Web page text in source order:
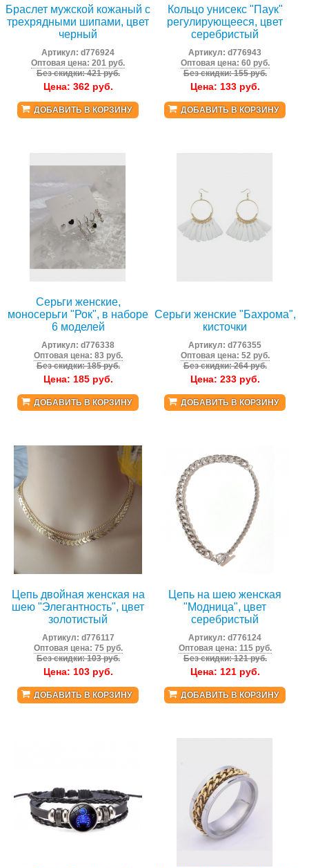
Браслет мужской кожаный с
трехрядными шипами, цвет
черный
Артикул:d776924
Оптовая цена: 201 руб.
Без скидки: 421 руб.
Цена: 362руб.
ДОБАВИТЬ В КОРЗИНУ
Кольцо унисекс "Паук"
регулирующееся, цвет
серебристый
Артикул:d776943
Оптовая цена: 60 руб.
Без скидки: 155 руб.
Цена: 133руб.
ДОБАВИТЬ В КОРЗИНУ
Серьги женские,
моносерьги "Рок", в наборе
6 моделей
Артикул:d776338
Оптовая цена: 83 руб.
Без скидки: 185 руб.
Цена: 185руб.
ДОБАВИТЬ В КОРЗИНУ
Серьги женские "Бахрома",
кисточки
Артикул:d776355
Оптовая цена: 52 руб.
Без скидки: 264 руб.
Цена: 233руб.
ДОБАВИТЬ В КОРЗИНУ
Цепь двойная женская на
шею "Элегантность", цвет
золотистый
Артикул: d776117
Оптовая цена: 75 руб.
Без скидки: 103 руб.
Цена: 103руб.
ДОБАВИТЬ В КОРЗИНУ
Цепь на шею женская
"Модница", цвет
серебристый
Артикул:d776124
Оптовая цена: 115 руб.
Без скидки: 121 руб.
Цена: 121руб.
ДОБАВИТЬ В КОРЗИНУ